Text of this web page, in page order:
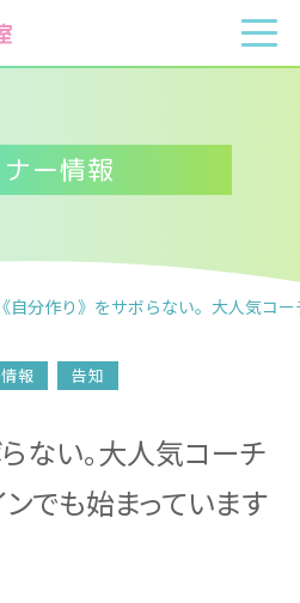
ー情報
《自分作り》をサボらない。大人気コ
報 告知
ない。大人気コーチ
ンでも始まっています